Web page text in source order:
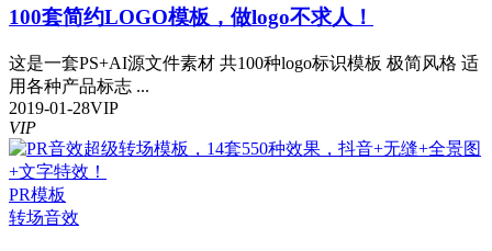
100套简约LOGO模板，做logo不求人！
这是一套PS+AI源文件素材 共100种logo标识模板 极简风格 适
用各种产品标志 ...
2019-01-28VIP
VIP
PR模板
转场音效